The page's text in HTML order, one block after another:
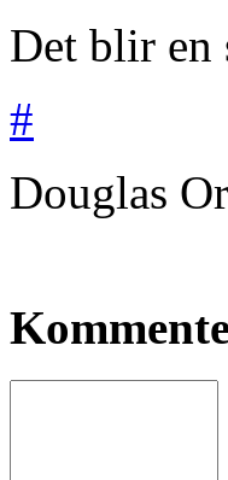
Det blir en
#
Douglas